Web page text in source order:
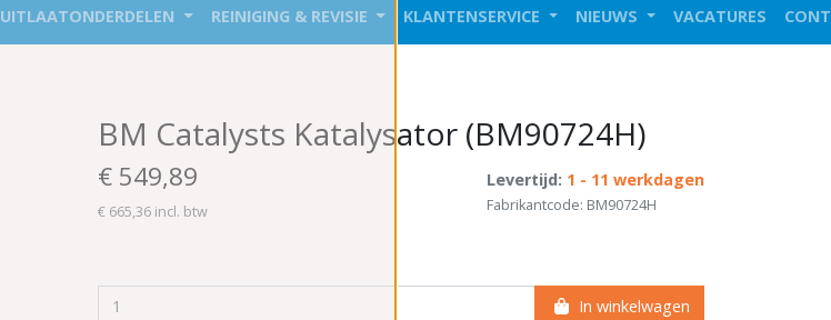
UITLAATONDERDELEN REINIGING & REVISIE KLANTENSERVICE NIEUWS VACATURES
BM Catalysts Katalysator (BM90724H)
€ 549,89
€ 665,36 incl. btw
Levertijd: 1 - 11 werkdagen
Fabrikantcode: BM90724H
In winkelwagen